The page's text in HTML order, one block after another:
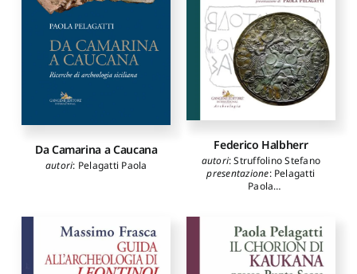
Da Camarina a Caucana
autori: Pelagatti Paola
Federico Halbherr
autori:Struffolino Stefano
presentazione: Pelagatti
Paola